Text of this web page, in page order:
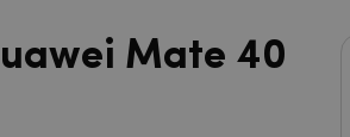
Mate 40